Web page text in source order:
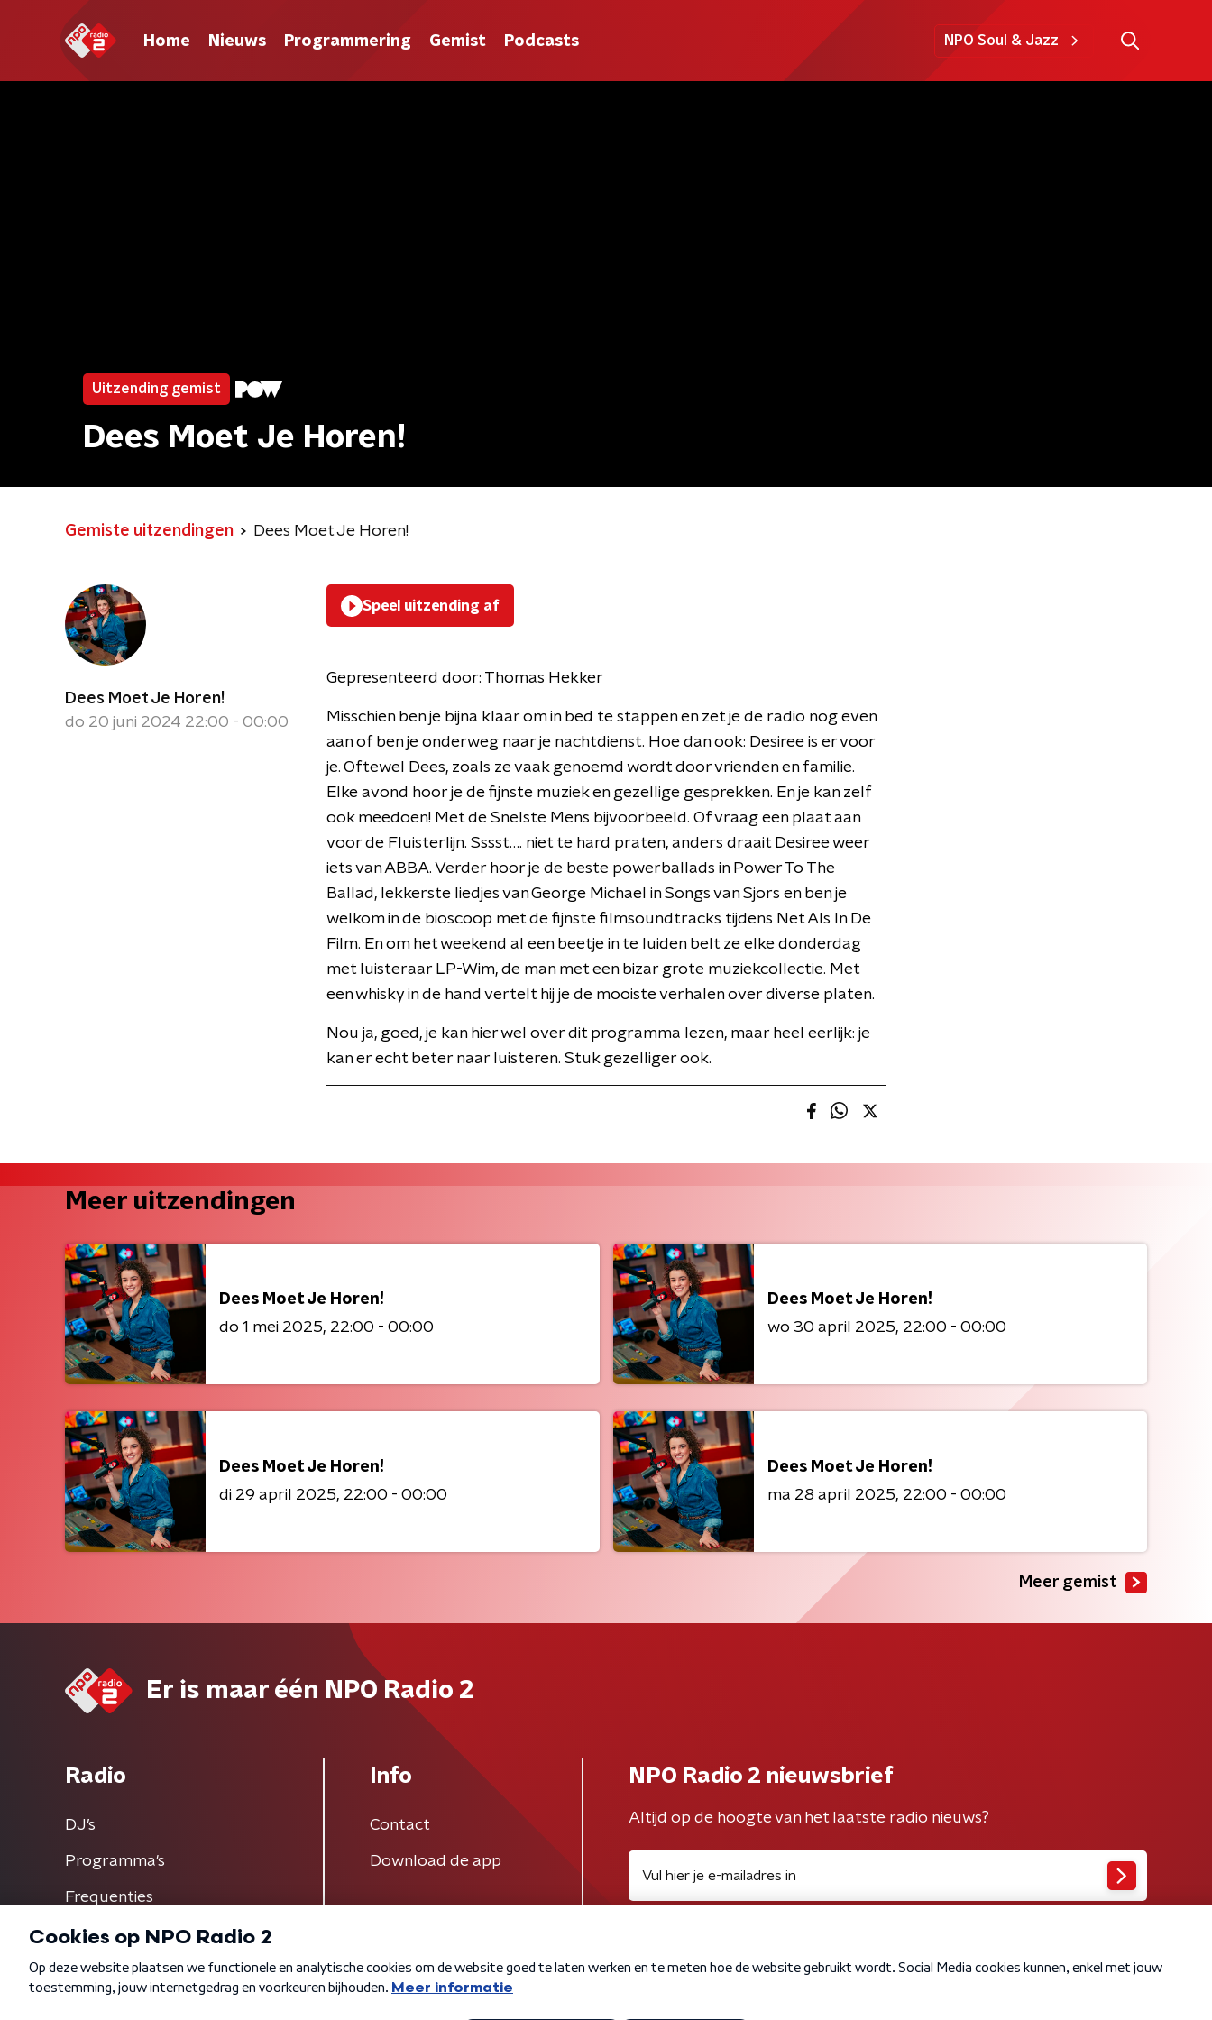
Home Nieuws Programmering Gemist Podcasts NPO Soul & Jazz
Uitzending gemist
Dees Moet Je Horen!
Gemiste uitzendingen Dees Moet Je Horen!
Dees Moet Je Horen!
do 20 juni 2024 22:00 - 00:00
Speel uitzending af
Gepresenteerd door: Thomas Hekker
Misschien ben je bijna klaar om in bed te stappen en zet je de radio nog even
aan of ben je onderweg naar je nachtdienst. Hoe dan ook: Desiree is er voor
je. Oftewel Dees, zoals ze vaak genoemd wordt door vrienden en familie.
Elke avond hoor je de fijnste muziek en gezellige gesprekken. En je kan zelf
ook meedoen! Met de Snelste Mens bijvoorbeeld. Of vraag een plaat aan
voor de Fluisterlijn. Sssst…. niet te hard praten, anders draait Desiree weer
iets van ABBA. Verder hoor je de beste powerballads in Power To The
Ballad, lekkerste liedjes van George Michael in Songs van Sjors en ben je
welkom in de bioscoop met de fijnste filmsoundtracks tijdens Net Als In De
Film. En om het weekend al een beetje in te luiden belt ze elke donderdag
met luisteraar LP-Wim, de man met een bizar grote muziekcollectie. Met
een whisky in de hand vertelt hij je de mooiste verhalen over diverse platen.
Nou ja, goed, je kan hier wel over dit programma lezen, maar heel eerlijk: je
kan er echt beter naar luisteren. Stuk gezelliger ook.
Meer uitzendingen
Dees Moet Je Horen!
do 1 mei 2025 22:00 - 00:00
Dees Moet Je Horen!
wo 30 april 2025 22:00 - 00:00
Dees Moet Je Horen!
di 29 april 2025 22:00 - 00:00
Dees Moet Je Horen!
ma 28 april 2025 22:00 - 00:00
Meer gemist
Er is maar één NPO Radio 2
Radio
DJ’s
Programma's
Frequenties
Info
Contact
Download de app
NPO Radio 2 nieuwsbrief
Altijd op de hoogte van het laatste radio nieuws?
Algemene voorwaarden Privacybeleid